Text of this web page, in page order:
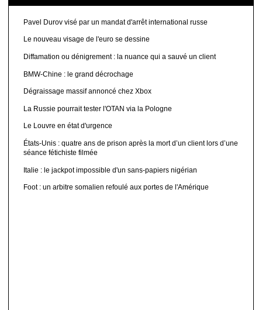
Pavel Durov visé par un mandat d'arrêt international russe
Le nouveau visage de l'euro se dessine
Diffamation ou dénigrement : la nuance qui a sauvé un client
BMW-Chine : le grand décrochage
Dégraissage massif annoncé chez Xbox
La Russie pourrait tester l'OTAN via la Pologne
Le Louvre en état d'urgence
États-Unis : quatre ans de prison après la mort d’un client lors d’une
séance fétichiste filmée
Italie : le jackpot impossible d'un sans-papiers nigérian
Foot : un arbitre somalien refoulé aux portes de l'Amérique